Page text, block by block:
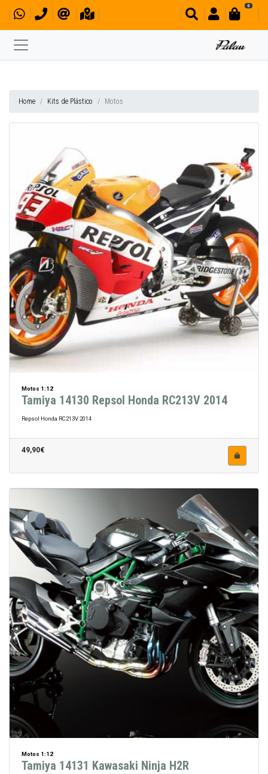
0
Home Kits de Plástico Motos
Motos 1:12
Tamiya 14130 Repsol Honda RC213V 2014
Repsol Honda RC213V 2014
49,90€
Motos 1:12
Tamiya 14131 Kawasaki Ninja H2R